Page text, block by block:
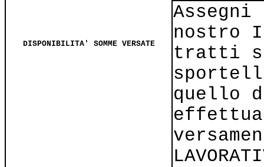
DISPONIBILITA' SOMME VERSATE
Assegni
nostro
tratti
quello